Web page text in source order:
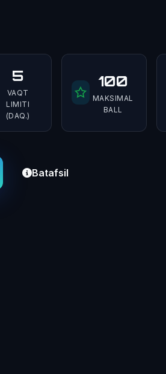
5
VAQT
LIMITI
(DAQ.)
100
MAKSIMAL
BALL
Batafsil